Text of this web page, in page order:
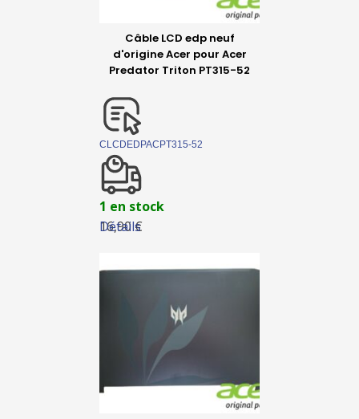
Détails
Câble LCD edp neuf
d'origine Acer pour Acer
Predator Triton PT315-52
CLCDEDPACPT315-52
1 en stock
16,90 €